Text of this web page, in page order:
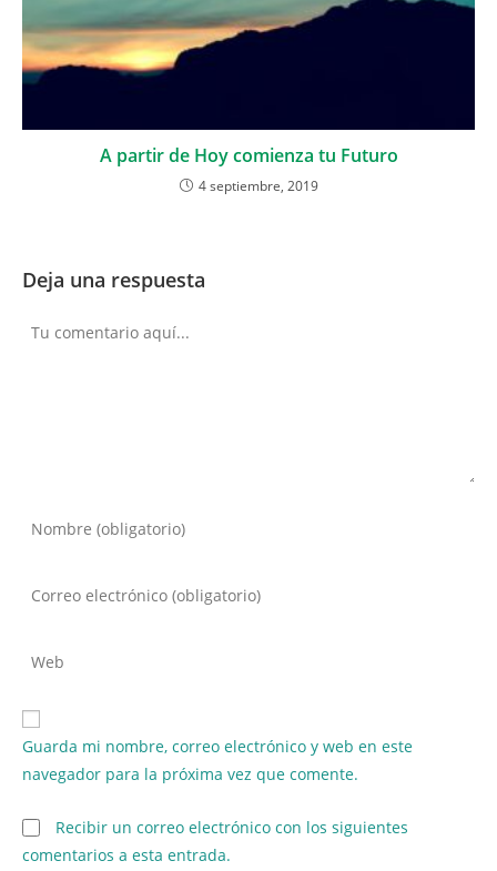
A partir de Hoy comienza tu Futuro
4 septiembre, 2019
Deja una respuesta
Guarda mi nombre, correo electrónico y web en este
navegador para la próxima vez que comente.
Recibir un correo electrónico con los siguientes
comentarios a esta entrada.